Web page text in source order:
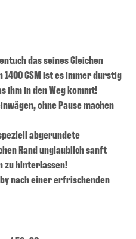
das seines Gleichen
GSM ist es immer durstig
ihm in den Weg kommt!
ohne Pause machen
abgerundete
Rand unglaublich sanft
zu hinterlassen!
nach einer erfrischenden